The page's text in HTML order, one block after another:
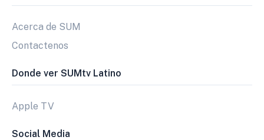
Acerca de SUM
Contactenos
Donde ver SUMtv Latino
Apple TV
Social Media